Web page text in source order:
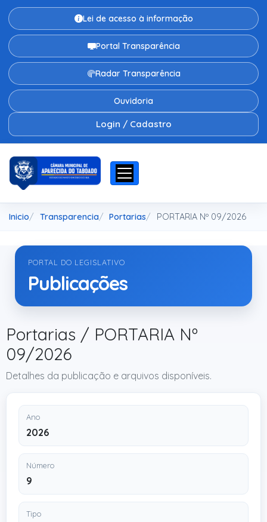
Lei de acesso à informação
Portal Transparência
Radar Transparência
Ouvidoria
Login / Cadastro
Inicio Transparencia Portarias PORTARIA Nº 09/2026
PORTAL DO LEGISLATIVO
Publicações
Portarias / PORTARIA Nº
09/2026
Detalhes da publicação e arquivos disponíveis.
Ano
2026
Número
9
Tipo